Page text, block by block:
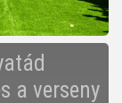
a verseny